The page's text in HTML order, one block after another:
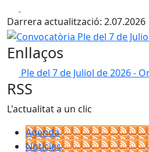
Darrera actualització:
Convocatòria Ple del 7 de Juliol
Enllaços
Ple del 7 de Juliol de 2026 -
RSS
L'actualitat a un clic
Agenda
Notícies